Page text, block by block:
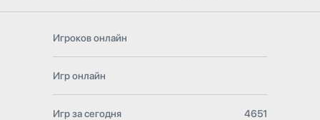
Игроков онлайн
Игр онлайн
Игр за сегодня 4651